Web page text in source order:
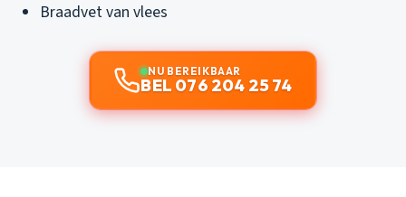
Braadvet van vlees
NU BEREIKBAAR
BEL 076 204 25 74